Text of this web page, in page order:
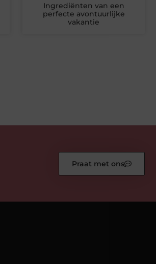
Ingrediënten van een
perfecte avontuurlijke
vakantie
Praat met ons